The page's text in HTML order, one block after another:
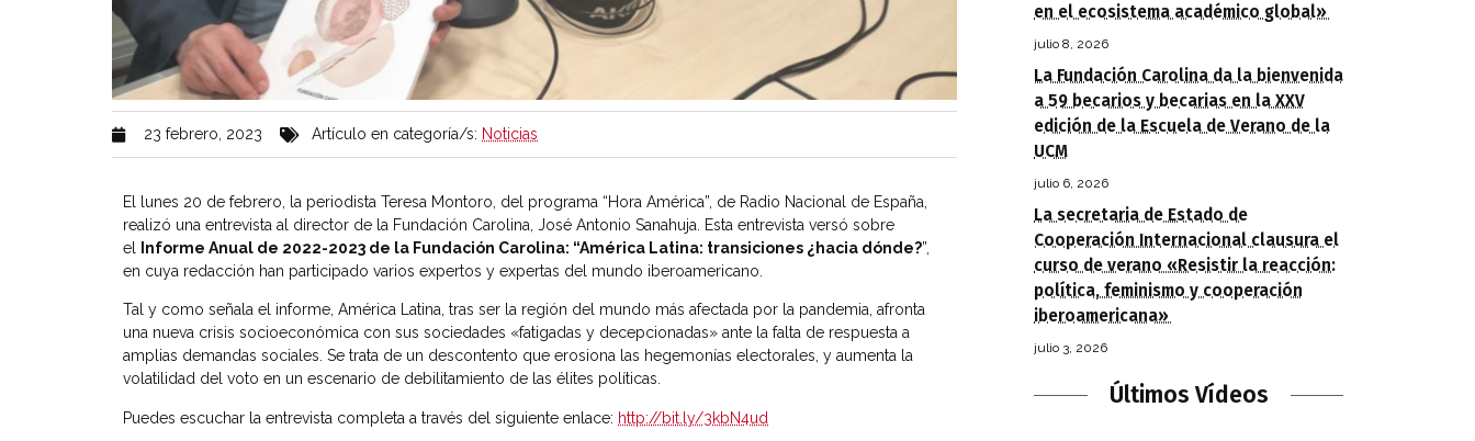
23 febrero, 2023 Artículo en categoría/s: Noticias
El lunes 20 de febrero, la periodista Teresa Montoro, del programa “Hora América”, de Radio Nacional de España,
realizó una entrevista al director de la Fundación Carolina, José Antonio Sanahuja. Esta entrevista versó sobre
el
Informe Anual de 2022-2023 de la Fundación Carolina: “América Latina: transiciones ¿hacia dónde?”,
en cuya redacción han participado varios expertos y expertas del mundo iberoamericano.
Tal y como señala el informe, América Latina, tras ser la región del mundo más afectada por la pandemia, afronta
una nueva crisis socioeconómica con sus sociedades «fatigadas y decepcionadas» ante la falta de respuesta a
amplias demandas sociales. Se trata de un descontento que erosiona las hegemonías electorales, y aumenta la
volatilidad del voto en un escenario de debilitamiento de las élites políticas.
Puedes escuchar la entrevista completa a través del siguiente enlace: http://bit.ly/3kbN4ud
en el ecosistema académico global»
julio 8, 2026
La Fundación Carolina da la bienvenida
a 59 becarios y becarias en la XXV
edición de la Escuela de Verano de la
UCM
julio 6, 2026
La secretaria de Estado de
Cooperación Internacional clausura el
curso de verano «Resistir la reacción:
política, feminismo y cooperación
iberoamericana»
julio 3, 2026
Últimos Vídeos